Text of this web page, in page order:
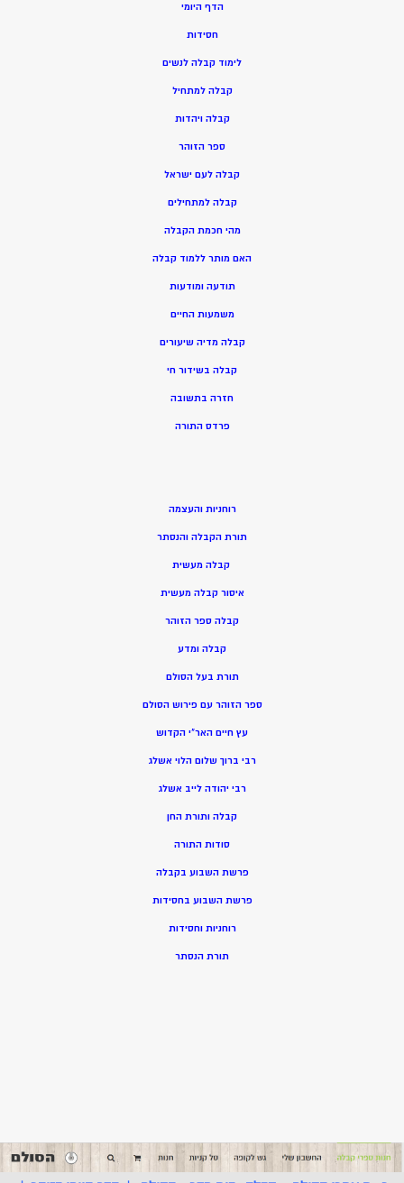
הדף היומי
חסידות
לימוד קבלה לנשים
קבלה למתחיל
קבלה ויהדות
ספר הזוהר
קבלה לעם ישראל
קבלה למתחילים
מהי חכמת הקבלה
האם מותר ללמוד קבלה
תודעה ומודעות
משמעות החיים
קבלה מדיה שיעורים
קבלה בשידור חי
חזרה בתשובה
פרדס התורה
רוחניות והעצמה
תורת הקבלה והנסתר
קבלה מעשית
איסור קבלה מעשית
קבלה ספר הזוהר
קבלה ומדע
תורת בעל הסולם
ספר הזוהר עם פירוש הסולם
עץ חיים האר”י הקדוש
רבי ברוך שלום הלוי אשלג
רבי יהודה לייב אשלג
קבלה ותורת החן
סודות התורה
פרשת השבוע בקבלה
פרשת השבוע בחסידות
רוחניות וחסידות
תורת הנסתר